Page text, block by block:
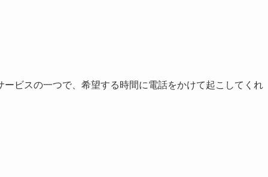
ビスの一つで、希望する時間に電話をかけて起こしてくれ